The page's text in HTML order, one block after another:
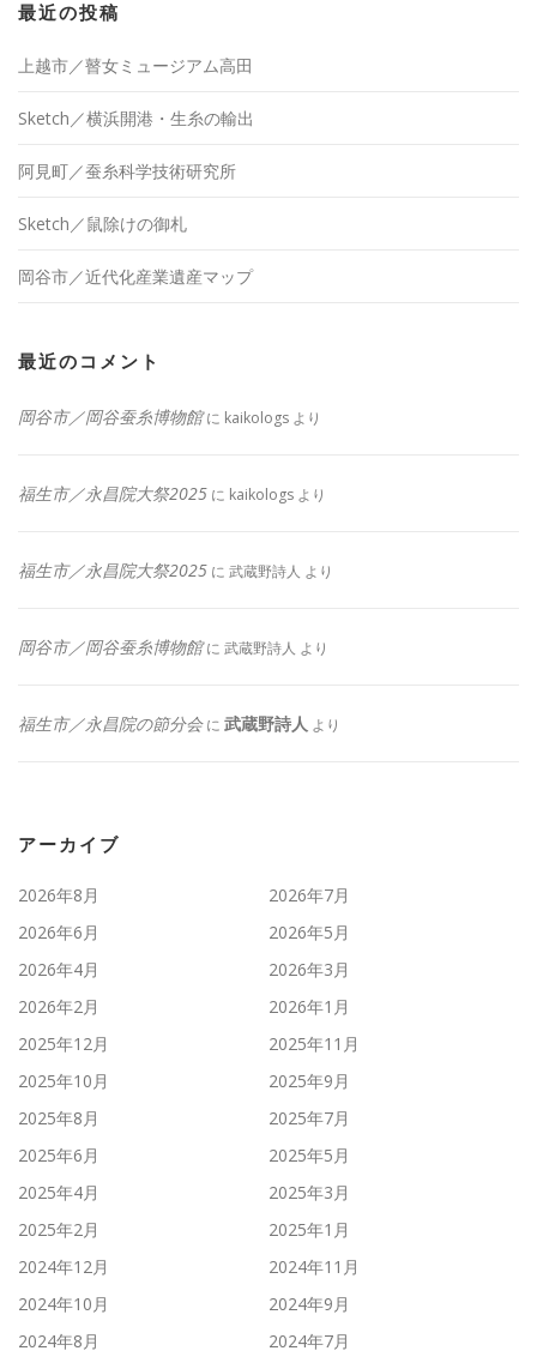
最近の投稿
上越市／瞽女ミュージアム高田
Sketch／横浜開港・生糸の輸出
阿見町／蚕糸科学技術研究所
Sketch／鼠除けの御札
岡谷市／近代化産業遺産マップ
最近のコメント
岡谷市／岡谷蚕糸博物館に kaikologs より
福生市／永昌院大祭2025 に kaikologs より
福生市／永昌院大祭2025 に 武蔵野詩人 より
岡谷市／岡谷蚕糸博物館に 武蔵野詩人 より
福生市／永昌院の節分会に 武蔵野詩人 より
アーカイブ
2026年8月
2026年7月
2026年6月
2026年5月
2026年4月
2026年3月
2026年2月
2026年1月
2025年12月
2025年11月
2025年10月
2025年9月
2025年8月
2025年7月
2025年6月
2025年5月
2025年4月
2025年3月
2025年2月
2025年1月
2024年12月
2024年11月
2024年10月
2024年9月
2024年8月
2024年7月